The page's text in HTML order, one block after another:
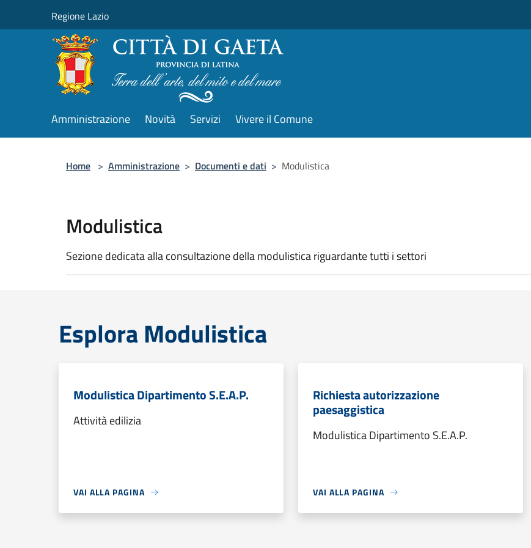
Regione Lazio
Amministrazione Novità Servizi Vivere il Comune
Home > Amministrazione > Documenti e dati > Modulistica
Modulistica
Sezione dedicata alla consultazione della modulistica riguardante tutti i settori
Esplora Modulistica
Modulistica Dipartimento S.E.A.P.
Attività edilizia
VAI ALLA PAGINA
Richiesta autorizzazione
paesaggistica
Modulistica Dipartimento S.E.A.P.
VAI ALLA PAGINA